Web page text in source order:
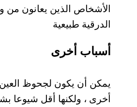
الأشخاص الذين يعانون من
الدرقية طبيعية
أسباب أخرى
يمكن أن يكون لجحوظ
أخرى ، ولكنها أقل شيوعا